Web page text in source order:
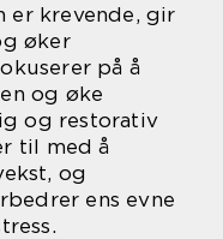
er krevende, gir
øker
på å
og øke
og restorativ
til med å
og
ens evne